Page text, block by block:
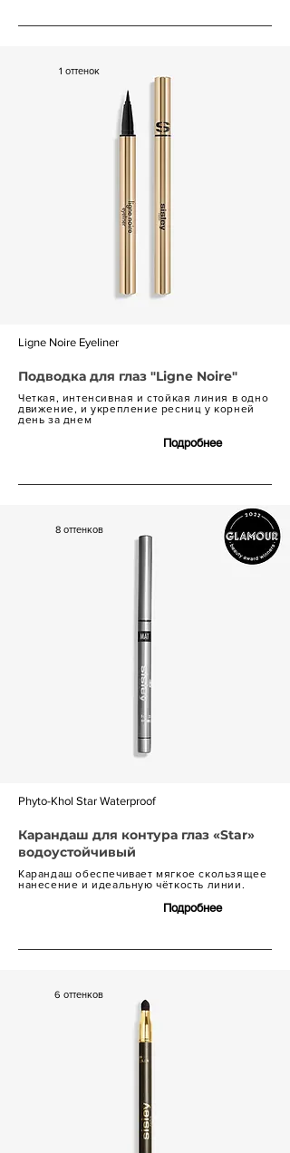
1 оттенок
Ligne Noire Eyeliner
Подводка для глаз "Ligne Noire"
Четкая, интенсивная и стойкая линия в одно
движение, и укрепление ресниц у корней
день за днем
Подробнее
8 оттенков
Phyto-Khol Star Waterproof
Карандаш для контура глаз «Star»
водоустойчивый
Карандаш обеспечивает мягкое скользящее
нанесение и идеальную чёткость линии.
Подробнее
6 оттенков